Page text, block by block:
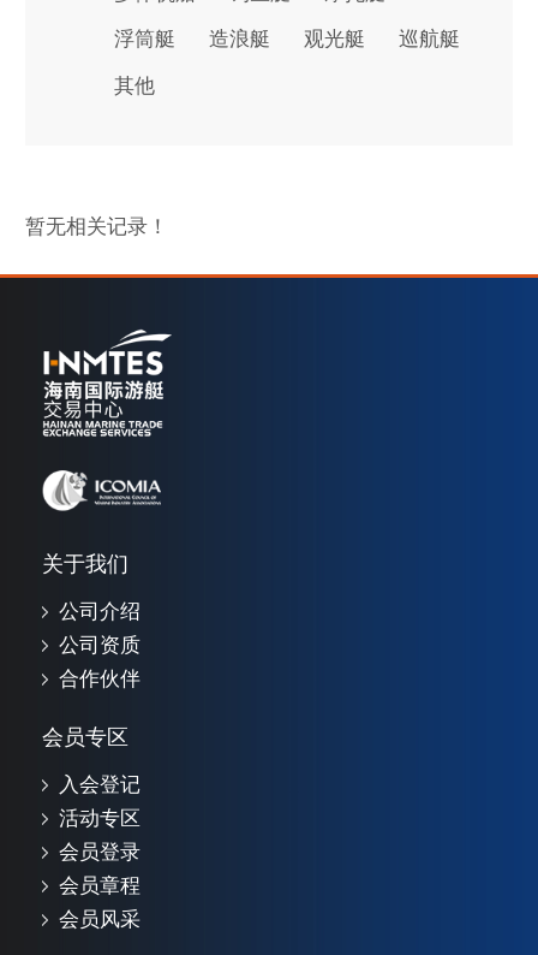
浮筒艇 造浪艇 观光艇 巡航艇
其他
暂无相关记录！
关于我们
公司介绍
公司资质
合作伙伴
会员专区
入会登记
活动专区
会员登录
会员章程
会员风采